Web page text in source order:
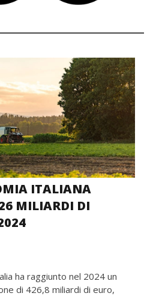
ITALIANA
MILIARDI DI
ha raggiunto nel 2024 un
di 426,8 miliardi di euro,